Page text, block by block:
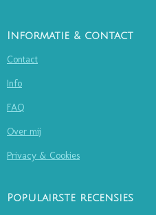
Informatie & contact
Contact
Info
FAQ
Over mij
Privacy & Cookies
Populairste recensies